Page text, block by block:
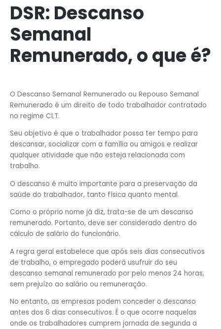
DSR: Descanso
Semanal
Remunerado, o que é?
O Descanso Semanal Remunerado ou Repouso Semanal
Remunerado é um direito de todo trabalhador contratado
no regime CLT.
Seu objetivo é que o trabalhador possa ter tempo para
descansar, socializar com a família ou amigos e realizar
qualquer atividade que não esteja relacionada com
trabalho.
O descanso é muito importante para a preservação da
saúde do trabalhador, tanto física quanto mental.
Como o próprio nome já diz, trata-se de um descanso
remunerado. Portanto, deve ser considerado dentro do
cálculo de salário do funcionário.
A regra geral estabelece que após seis dias consecutivos
de trabalho, o empregado poderá usufruir do seu
descanso semanal remunerado por pelo menos 24 horas,
sem prejuízo ao salário ou remuneração.
No entanto, as empresas podem conceder o descanso
antes dos 6 dias consecutivos. É o que ocorre naquelas
onde os trabalhadores cumprem jornada de segunda a